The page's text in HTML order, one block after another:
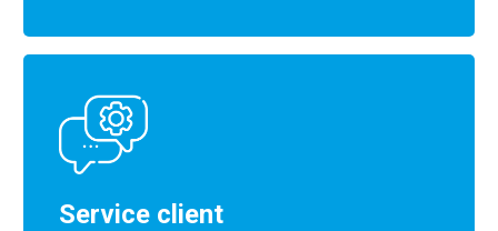
Service client